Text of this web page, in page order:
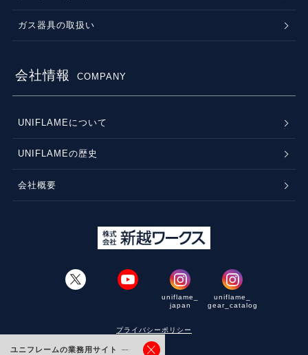
ユニフレームの業務用サイト
ガス器具の取扱い
会社情報 COMPANY
UNIFLAMEについて
UNIFLAMEの歴史
会社概要
uniflame_
japan
uniflame_
gear_catalog
プライバシーポリシー